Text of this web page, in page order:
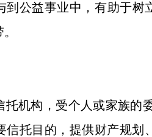
到公益事业中，有助于树
托机构，受个人或家族的
信托目的，提供财产规划